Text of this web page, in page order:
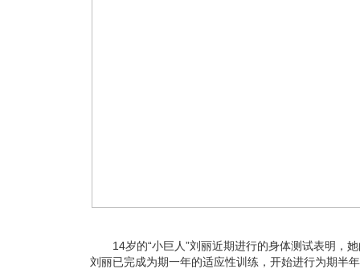
14岁的“小巨人”刘丽近期进行的身体测试表明，
刘丽已完成为期一年的适应性训练，开始进行为期半